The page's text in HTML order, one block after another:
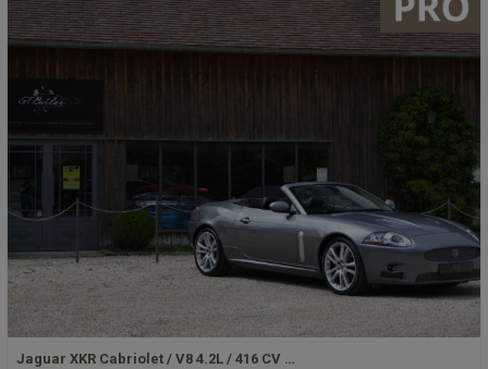
Jaguar XKR Cabriolet / V8 4.2L / 416 CV …